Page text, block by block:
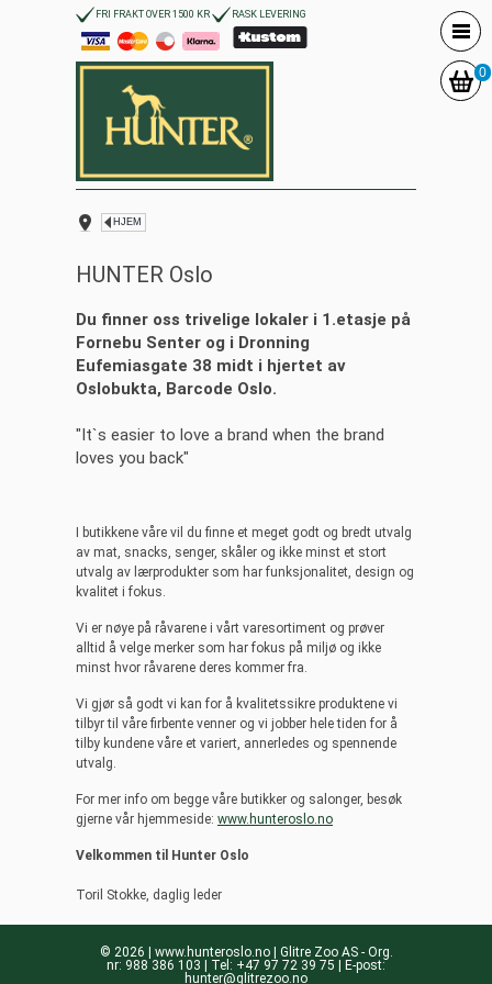
0
FRI FRAKT OVER 1500 KR RASK LEVERING
HJEM
HUNTER Oslo
Du finner oss trivelige lokaler i 1.etasje på
Fornebu Senter og i Dronning
Eufemiasgate 38 midt i hjertet av
Oslobukta, Barcode Oslo.
"It`s easier to love a brand when the brand
loves you back"
I butikkene våre vil du finne et meget godt og bredt utvalg
av mat, snacks, senger, skåler og ikke minst et stort
utvalg av lærprodukter som har funksjonalitet, design og
kvalitet i fokus.
Vi er nøye på råvarene i vårt varesortiment og prøver
alltid å velge merker som har fokus på miljø og ikke
minst hvor råvarene deres kommer fra.
Vi gjør så godt vi kan for å kvalitetssikre produktene vi
tilbyr til våre firbente venner og vi jobber hele tiden for å
tilby kundene våre et variert, annerledes og spennende
utvalg.
For mer info om begge våre butikker og salonger, besøk
gjerne vår hjemmeside: www.hunteroslo.no
Velkommen til Hunter Oslo
Toril Stokke, daglig leder
© 2026 | www.hunteroslo.no | Glitre Zoo AS - Org.
nr: 988 386 103 | Tel: +47 97 72 39 75 | E-post:
hunter@glitrezoo.no